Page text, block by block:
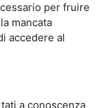
per fruire
mancata
accedere al
a conoscenza